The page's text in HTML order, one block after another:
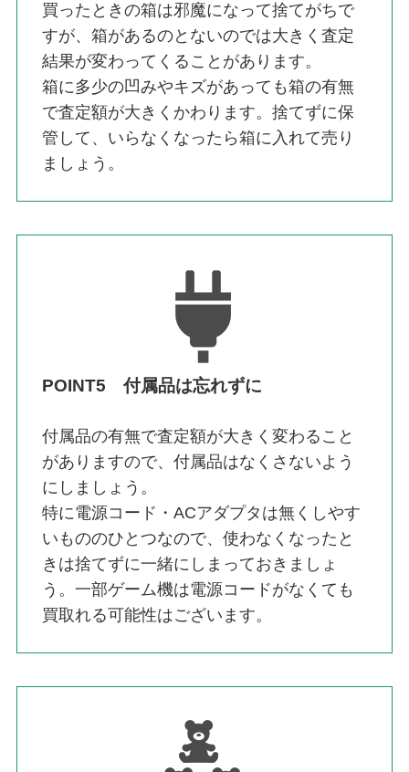
買ったときの箱は邪魔になって捨てがちで
すが、箱があるのとないのでは大きく査定
結果が変わってくることがあります。
箱に多少の凹みやキズがあっても箱の有無
で査定額が大きくかわります。捨てずに保
管して、いらなくなったら箱に入れて売り
ましょう。
POINT5 付属品は忘れずに
付属品の有無で査定額が大きく変わること
がありますので、付属品はなくさないよう
にしましょう。
特に電源コード・ACアダプタは無くしやす
いもののひとつなので、使わなくなったと
きは捨てずに一緒にしまっておきましょ
う。一部ゲーム機は電源コードがなくても
買取れる可能性はございます。